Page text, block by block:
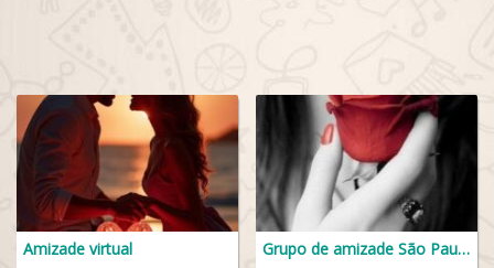
Amizade virtual Grupo de amizade São Paulo🏙️